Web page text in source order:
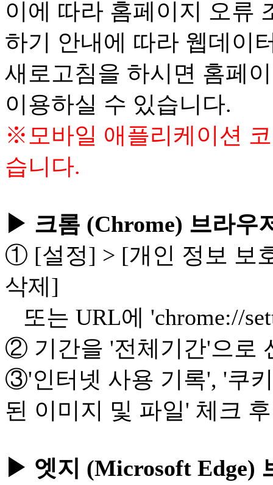
이에 따라 홈페이지 오류
하기 안내에 따라 웹데이
새로고침을 하시면 홈페
이용하실 수 있습니다.
※모바일 애플리케이션
습니다.
▶ 크롬 (Chrome) 브라우
① [설정] > [개인 정보 보
삭제]
또는 URL에 'chrome://
② 기간을 '전체기간'으로
③'인터넷 사용 기록', '쿠
된 이미지 및 파일' 체크
▶ 엣지 (Microsoft Edge)